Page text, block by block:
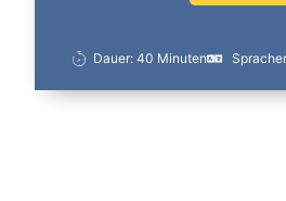
Dauer: 40 Minuten